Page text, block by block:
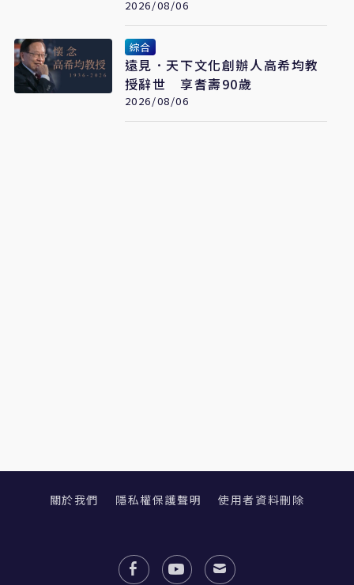
瞳廣告
2026/08/06
綜合
遠見．天下文化創辦人高希均教
授辭世 享耆壽90歲
2026/08/06
關於我們 隱私權保護聲明 使用者資料刪除